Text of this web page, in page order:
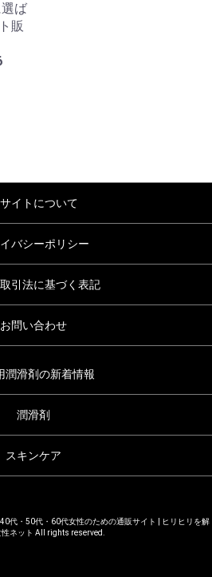
ば
販
イトについて
バシーポリシー
引法に基づく表記
お問い合わせ
潤滑剤の新着情報
潤滑剤
スキンケア
代・50代・60代女性のための通販サイト | ヒリヒリを解
ネット All rights reserved.